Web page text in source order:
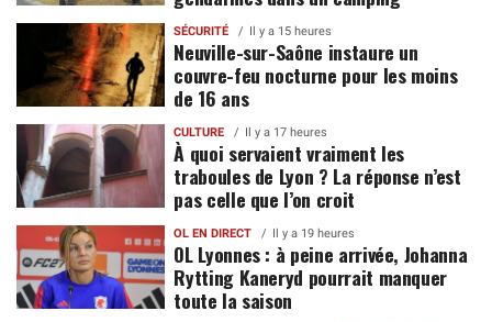
SÉCURITÉ Il y a 15 heures
Neuville-sur-Saône instaure un
couvre-feu nocturne pour les moins
de 16 ans
CULTURE Il y a 17 heures
À quoi servaient vraiment les
traboules de Lyon ? La réponse n’est
pas celle que l’on croit
OL EN DIRECT Il y a 19 heures
OL Lyonnes : à peine arrivée, Johanna
Rytting Kaneryd pourrait manquer
toute la saison